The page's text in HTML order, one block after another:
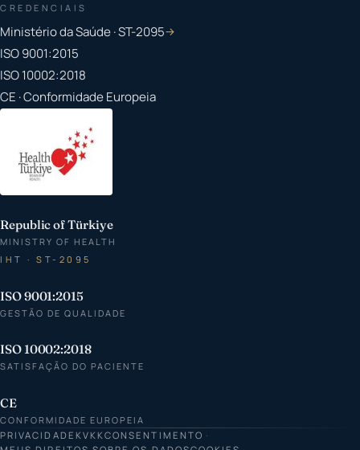
CREDENCIAIS
Ministério da Saúde · ST-2095→
ISO 9001:2015
ISO 10002:2018
CE · Conformidade Europeia
Republic of Türkiye
MINISTRY OF HEALTH
IHT · ST-2095
ISO 9001:2015
GESTÃO DE QUALIDADE
ISO 10002:2018
SATISFAÇÃO DO PACIENTE
CE
CONFORMIDADE EUROPEIA
PRIVACIDADE KVKKCONSENTIMENTO